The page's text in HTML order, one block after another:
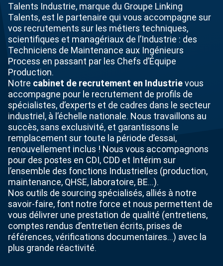
Talents Industrie, marque du Groupe Linking
Talents, est le partenaire qui vous accompagne sur
vos recrutements sur les métiers techniques,
scientifiques et managériaux de l’Industrie : des
Techniciens de Maintenance aux Ingénieurs
Process en passant par les Chefs d’Équipe
Production.
Notre cabinet de recrutement en Industrievous
accompagne pour le recrutement de profils de
spécialistes, d’experts et de cadres dans le secteur
industriel, à l’échelle nationale. Nous travaillons au
succès, sans exclusivité, et garantissons le
remplacement sur toute la période d’essai,
renouvellement inclus ! Nous vous accompagnons
pour des postes en CDI, CDD et Intérim sur
l’ensemble des fonctions Industrielles (production,
maintenance, QHSE, laboratoire, BE…).
Nos outils de sourcing spécialisés, alliés à notre
savoir-faire, font notre force et nous permettent de
vous délivrer une prestation de qualité (entretiens,
comptes rendus d’entretien écrits, prises de
références, vérifications documentaires…) avec la
plus grande réactivité.